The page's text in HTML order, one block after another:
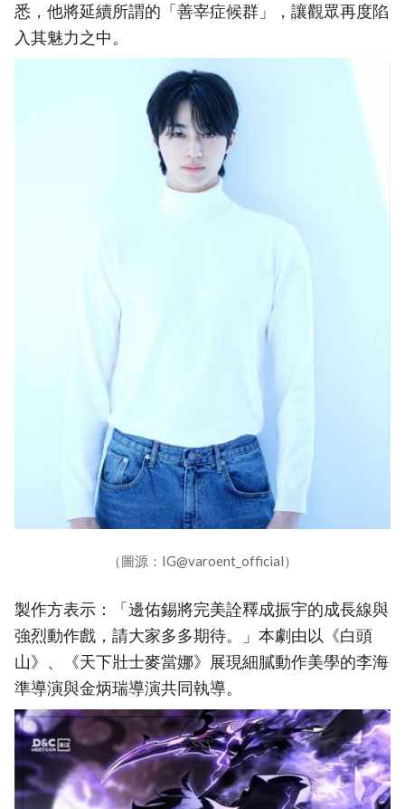
悉，他將延續所謂的「善宰症候群」，讓觀眾再度陷
入其魅力之中。
（圖源：IG@varoent_official）
製作方表示：「邊佑錫將完美詮釋成振宇的成長線與
強烈動作戲，請大家多多期待。」本劇由以《白頭
山》、《天下壯士麥當娜》展現細膩動作美學的李海
準導演與金炳瑞導演共同執導。